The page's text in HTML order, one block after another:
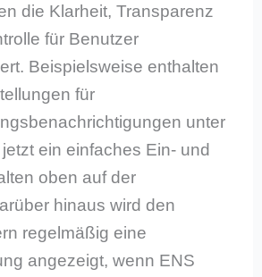
die Klarheit, Transparenz
für Benutzer
Beispielsweise enthalten
für
unter
ein einfaches Ein- und
oben auf der
hinaus wird den
regelmäßig eine
angezeigt, wenn ENS